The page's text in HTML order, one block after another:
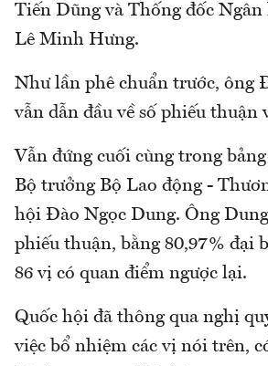
Tiến Dũng và Thống đốc
Lê Minh Hưng.
Như lần phê chuẩn trước, ông
vẫn dẫn đầu về số phiếu thuận
Vẫn đứng cuối cùng trong
Bộ trưởng Bộ Lao động -
hội Đào Ngọc Dung. Ông
phiếu thuận, bằng 80,97% đại
86 vị có quan điểm ngược lại.
Quốc hội đã thông qua nghị
việc bổ nhiệm các vị nói trên,